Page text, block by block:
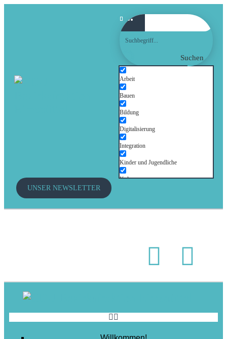
Suchen
Arbeit
Bauen
Bildung
Digitalisierung
Integration
Kinder und Jugendliche
Kultur
Stadtentwicklung
Wohnen
UNSER NEWSLETTER